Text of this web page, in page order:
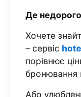
Де
Хочете
– сервіс
порівнює
бронювання
Або